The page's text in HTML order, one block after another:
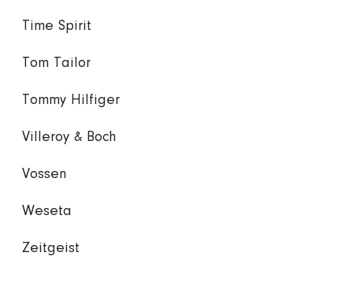
Time Spirit
Tom Tailor
Tommy Hilfiger
Villeroy & Boch
Vossen
Weseta
Zeitgeist